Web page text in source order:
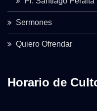
Sermones
Quiero Ofrendar
Horario de